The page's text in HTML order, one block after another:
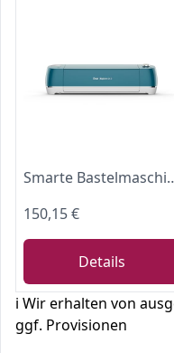
Smarte Bastelmaschine
150,15 €
Details
ℹ️ Wir erhalten von
ggf. Provisionen